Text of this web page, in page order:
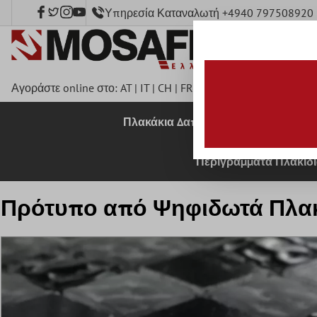
περιεχόμενο Υπηρεσία Καταναλωτή +4940 797508920
Αγοράστε online στο: AT| IT| CH | FR
Πλακάκια Δαπέδου
Περιγράμματα
Πρότυπο από Ψηφιδωτά